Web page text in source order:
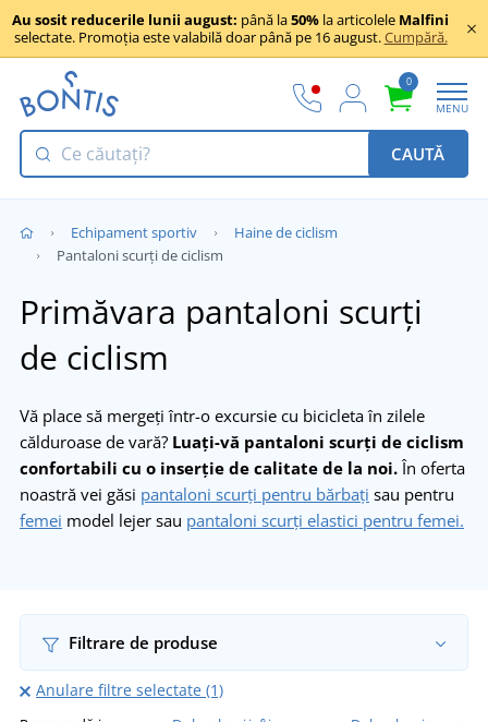
Au sosit reducerile lunii august: până la50% la articolele Malfini
selectate. Promoția este valabilă doar până pe 16 august.Cumpără.
0
MENU
CAUTĂ
Echipament sportiv
Haine de ciclism
Pantaloni scurți de ciclism
Primăvara pantaloni scurți
de ciclism
Vă place să mergeți într-o excursie cu bicicleta în zilele
călduroase de vară? Luați-vă pantaloni scurți de ciclism
confortabili cu o inserție de calitate de la noi.În oferta
noastră vei găsi pantaloni scurți pentru bărbați sau pentru
femei model lejer sau pantaloni scurți elastici pentru femei.
Filtrare de produse
Anulare filtre selectate (1)